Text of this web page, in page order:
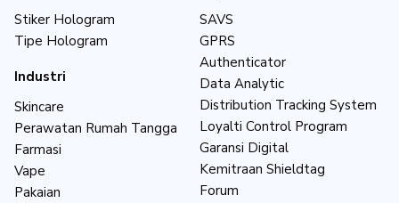
Stiker Hologram
Tipe Hologram
Industri
Skincare
Perawatan Rumah Tangga
Farmasi
Vape
Pakaian
SAVS
GPRS
Authenticator
Data Analytic
Distribution Tracking System
Loyalti Control Program
Garansi Digital
Kemitraan Shieldtag
Forum